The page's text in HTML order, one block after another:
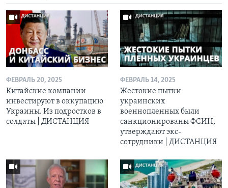
ФЕВРАЛЬ 20, 2025
Китайские компании
инвестируют в оккупацию
Украины. Из подростков в
солдаты | ДИСТАНЦИЯ
ФЕВРАЛЬ 14, 2025
Жестокие пытки
украинских
военнопленных были
санкционированы ФСИН,
утверждают экс-
сотрудники | ДИСТАНЦИЯ